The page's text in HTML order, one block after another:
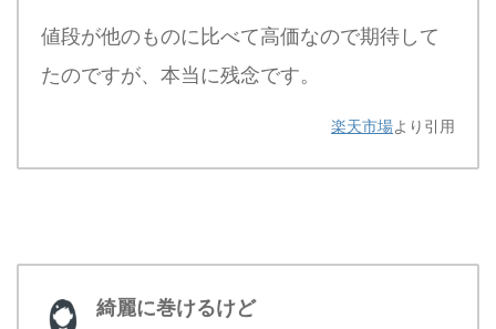
値段が他のものに比べて高価なので期待して
たのですが、本当に残念です。
楽天市場より引用
綺麗に巻けるけど